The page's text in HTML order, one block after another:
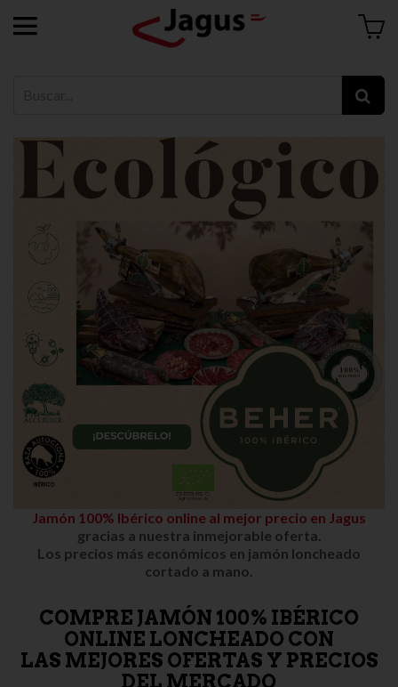
Jamón 100% Ibérico online al mejor precio en Jagus
gracias a nuestra inmejorable oferta.
Los precios más económicos en jamón loncheado
cortado a mano.
COMPRE JAMÓN 100% IBÉRICO
ONLINE LONCHEADO CON
LAS MEJORES OFERTAS Y PRECIOS
DEL MERCADO